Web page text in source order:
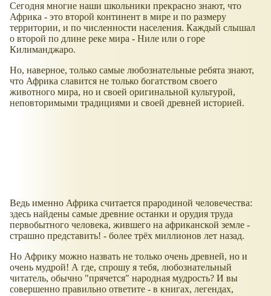
Сегодня многие наши школьники прекрасно знают, что
Африка - это второй континент в мире и по размеру
территории, и по численности населения. Каждый слышал
о второй по длине реке мира - Ниле или о горе
Килиманджаро.
Но, наверное, только самые любознательные ребята знают,
что Африка славится не только богатством своего
животного мира, но и своей оригинальной культурой,
неповторимыми традициями и своей древней историей.
Ведь именно Африка считается прародиной человечества:
здесь найдены самые древние останки и орудия труда
первобытного человека, жившего на африканской земле -
страшно представить! - более трёх миллионов лет назад.
Но Африку можно назвать не только очень древней, но и
очень мудрой! А где, спрошу я тебя, любознательный
читатель, обычно "прячется" народная мудрость? И вы
совершенно правильно ответите - в книгах, легендах,